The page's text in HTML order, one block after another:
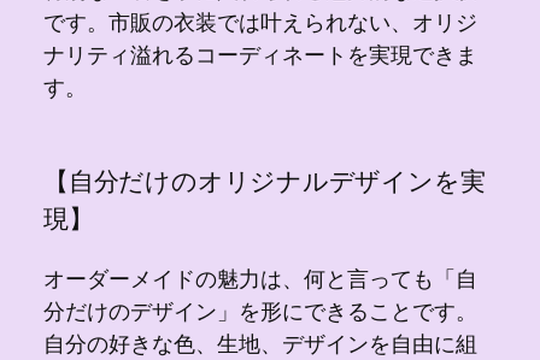
です。市販の衣装では叶えられない、オリジ
ナリティ溢れるコーディネートを実現できま
す。
【自分だけのオリジナルデザインを実
現】
オーダーメイドの魅力は、何と言っても「自
分だけのデザイン」を形にできることです。
自分の好きな色、生地、デザインを自由に組